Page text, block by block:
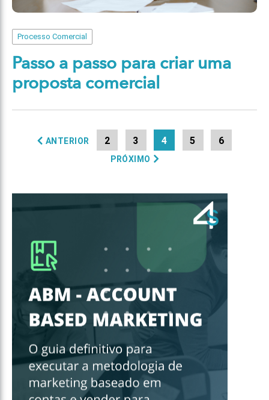
Processo Comercial
Passo a passo para criar uma
proposta comercial
ANTERIOR 2 3 4 5 6
PRÓXIMO